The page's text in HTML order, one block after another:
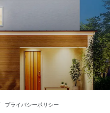
プライバシーポリシー